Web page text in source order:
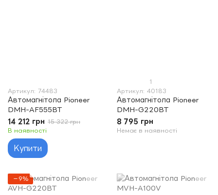
Артикул: 74483
Автомагнітола Pioneer
DMH-AF555BT
14 212 грн 15 322 грн
В наявності
Купити
1
Артикул: 40183
Автомагнітола Pioneer
DMH-G220BT
8 795 грн
Немає в наявності
−9%